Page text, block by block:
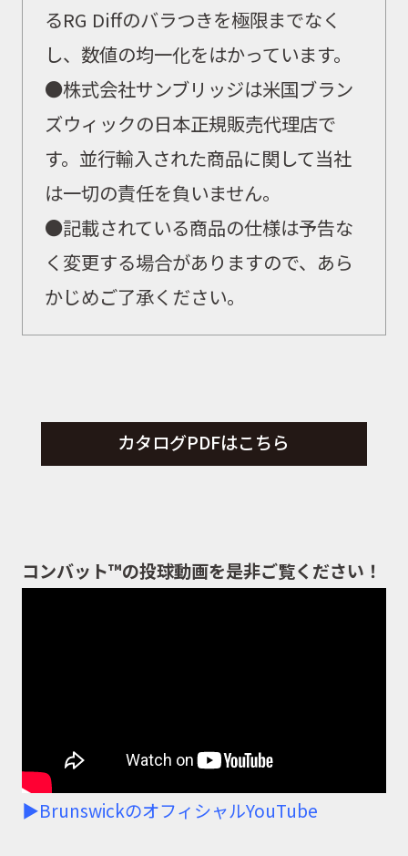
るRG Diffのバラつきを極限までなく
し、数値の均一化をはかっています。
●株式会社サンブリッジは米国ブラン
ズウィックの日本正規販売代理店で
す。並行輸入された商品に関して当社
は一切の責任を負いません。
●記載されている商品の仕様は予告な
く変更する場合がありますので、あら
かじめご了承ください。
カタログPDFはこちら
コンバット™の投球動画を是非ご覧ください！
▶BrunswickのオフィシャルYouTube